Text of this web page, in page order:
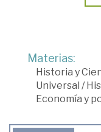
Materias:
Historia y
Universal /
Economía y